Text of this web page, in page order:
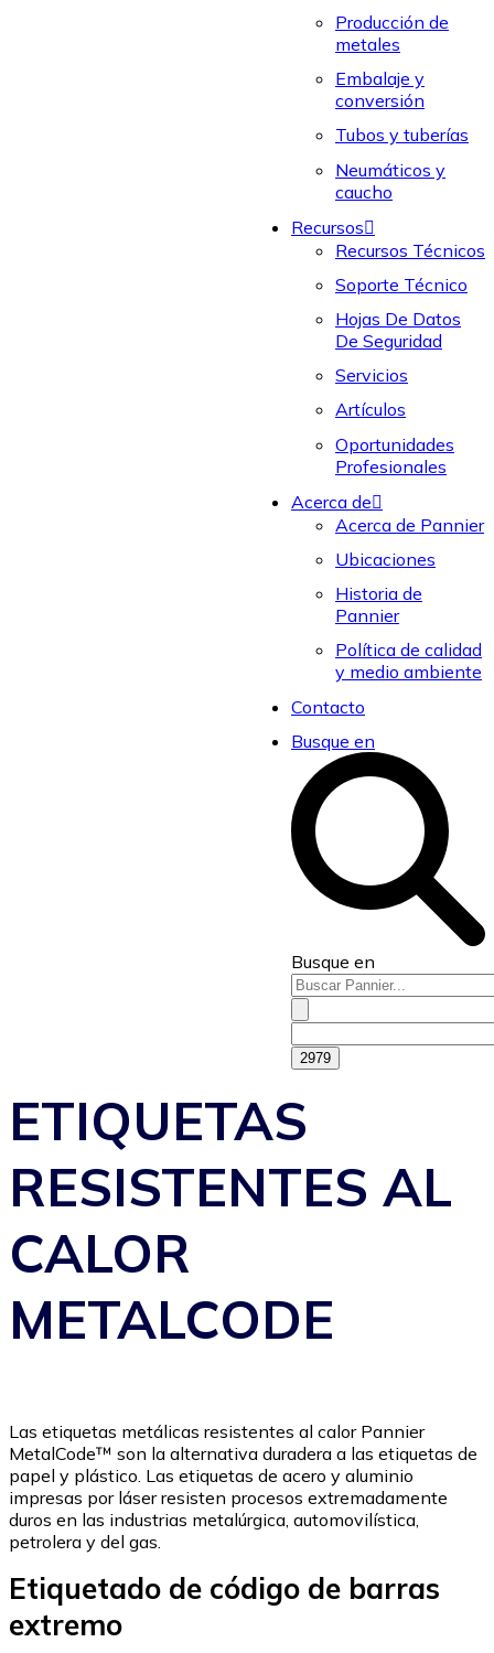
Producción de
metales
Embalaje y
conversión
Tubos y tuberías
Neumáticos y
caucho
Recursos
Recursos Técnicos
Soporte Técnico
Hojas De Datos
De Seguridad
Servicios
Artículos
Oportunidades
Profesionales
Acerca de
Acerca de Pannier
Ubicaciones
Historia de
Pannier
Política de calidad
y medio ambiente
Contacto
Busque en
Busque en
ETIQUETAS
RESISTENTES AL
CALOR
METALCODE
Las etiquetas metálicas resistentes al calor Pannier
MetalCode™ son la alternativa duradera a las etiquetas de
papel y plástico. Las etiquetas de acero y aluminio
impresas por láser resisten procesos extremadamente
duros en las industrias metalúrgica, automovilística,
petrolera y del gas.
Etiquetado de código de barras
extremo